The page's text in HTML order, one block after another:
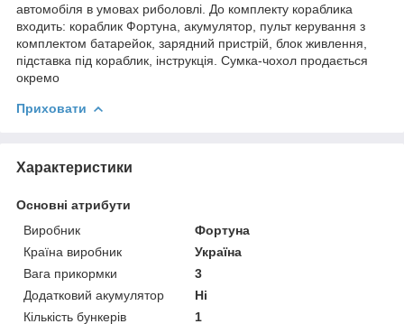
автомобіля в умовах риболовлі. До комплекту кораблика
входить: кораблик Фортуна, акумулятор, пульт керування з
комплектом батарейок, зарядний пристрій, блок живлення,
підставка під кораблик, інструкція. Сумка-чохол продається
окремо
Приховати
Характеристики
Основні атрибути
Виробник
Фортуна
Країна виробник
Україна
Вага прикормки
3
Додатковий акумулятор
Ні
Кількість бункерів
1